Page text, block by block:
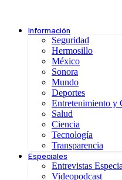
Información
Seguridad
Hermosillo
México
Sonora
Mundo
Deportes
Entretenimiento y
Salud
Ciencia
Tecnología
Transparencia
Especiales
Entrevistas
Videopodcast